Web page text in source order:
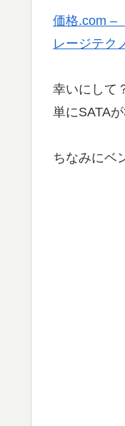
価格.com –
レージテク
幸いにして
単にSATA
ちなみにベ